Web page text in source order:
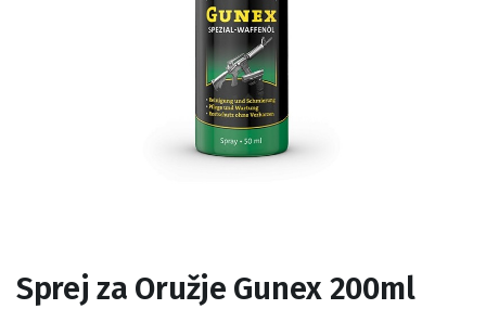
Sprej za Oružje Gunex 200ml